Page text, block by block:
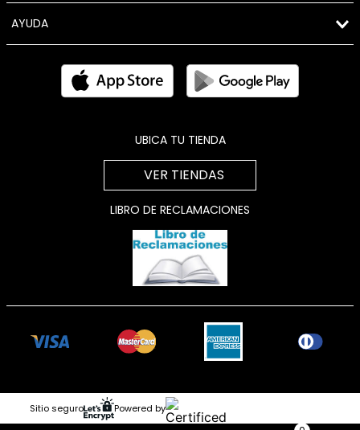
AYUDA
UBICA TU TIENDA
VER TIENDAS
LIBRO DE RECLAMACIONES
Sitio seguro Powered by